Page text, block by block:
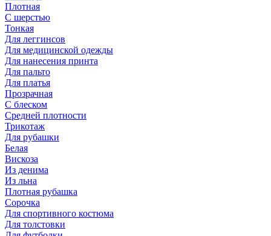
Плотная
С шерстью
Тонкая
Для леггинсов
Для медицинской одежды
Для нанесения принта
Для пальто
Для платья
Прозрачная
С блеском
Средней плотности
Трикотаж
Для рубашки
Белая
Вискоза
Из денима
Из льна
Плотная рубашка
Сорочка
Для спортивного костюма
Для толстовки